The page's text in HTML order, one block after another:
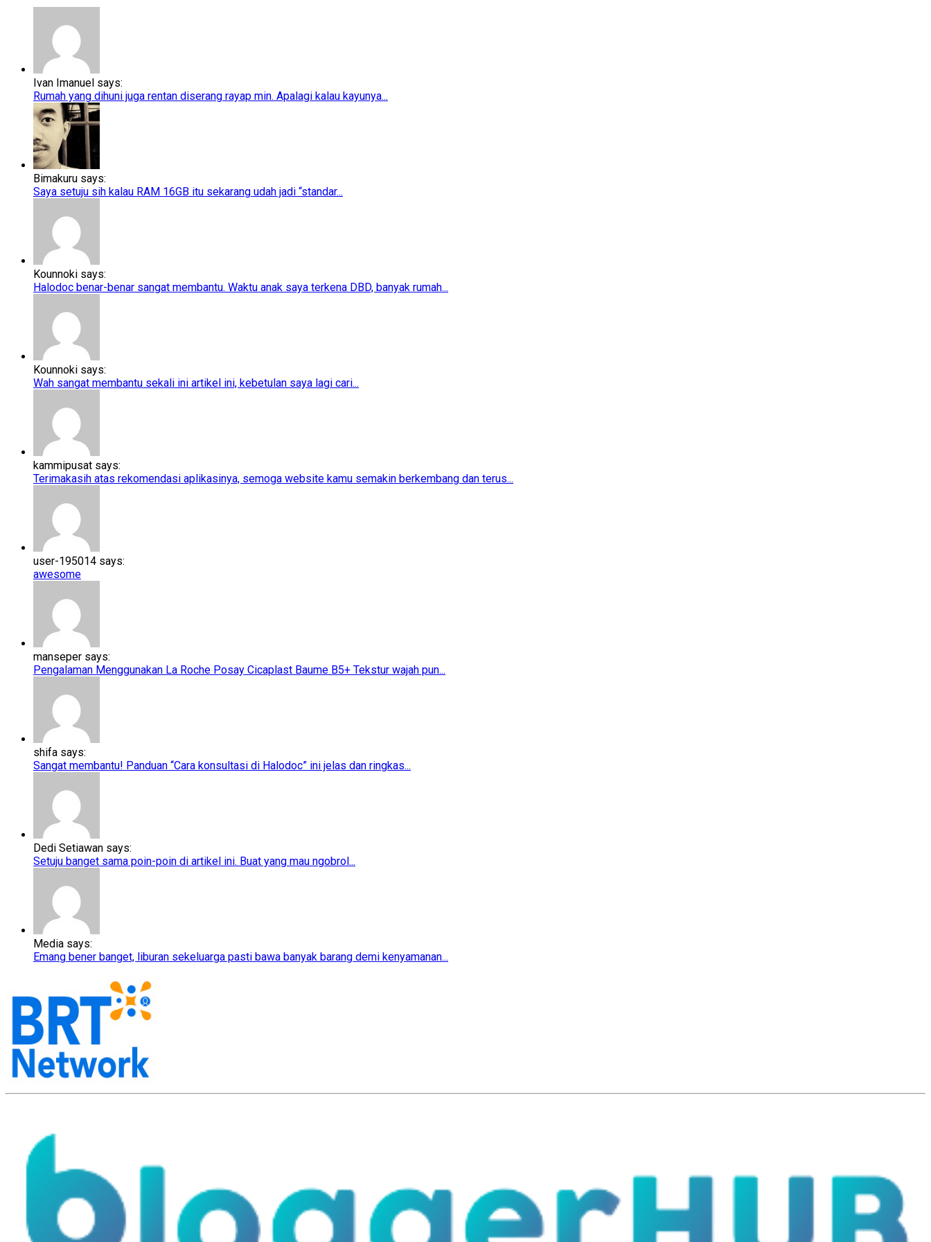
Ivan Imanuel says:
Rumah yang dihuni juga rentan diserang rayap min. Apalagi kalau kayunya...
Bimakuru says:
Saya setuju sih kalau RAM 16GB itu sekarang udah jadi “standar...
Kounnoki says:
Halodoc benar-benar sangat membantu. Waktu anak saya terkena DBD, banyak rumah...
Kounnoki says:
Wah sangat membantu sekali ini artikel ini, kebetulan saya lagi cari...
kammipusat says:
Terimakasih atas rekomendasi aplikasinya, semoga website kamu semakin berkembang dan terus...
user-195014 says:
awesome
manseper says:
Pengalaman Menggunakan La Roche Posay Cicaplast Baume B5+​​ Tekstur wajah pun...
shifa says:
Sangat membantu! Panduan “Cara konsultasi di Halodoc” ini jelas dan ringkas...
Dedi Setiawan says:
Setuju banget sama poin-poin di artikel ini. Buat yang mau ngobrol...
Media says:
Emang bener banget, liburan sekeluarga pasti bawa banyak barang demi kenyamanan...